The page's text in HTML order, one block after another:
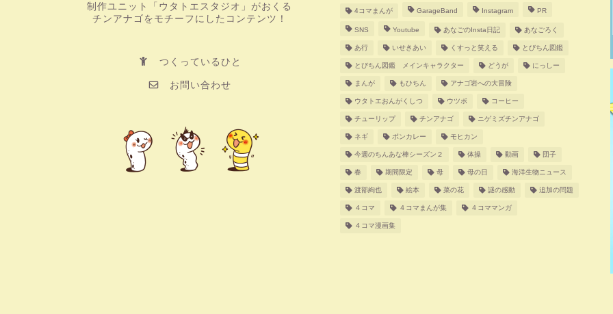
制作ユニット「ウタトエスタジオ」がおくる
チンアナゴをモチーフにしたコンテンツ！
つくっているひと
お問い合わせ
4コマまんが GarageBand Instagram PR
SNS Youtube あなごのInsta日記 あなごろく
あ行 いせきあい くすっと笑える とびちん図鑑
とびちん図鑑 メインキャラクター どうが にっしー
まんが もひちん アナゴ岩への大冒険
ウタトエおんがくしつ ウツボ コーヒー
チューリップ チンアナゴ ニゲミズチンアナゴ
ネギ ボンカレー モヒカン
今週のちんあな棒シーズン２ 体操 動画 団子
春 期間限定 母 母の日 海洋生物ニュース
渡部絢也 絵本 菜の花 謎の感動 追加の問題
４コマ ４コマまんが集 ４コママンガ
４コマ漫画集